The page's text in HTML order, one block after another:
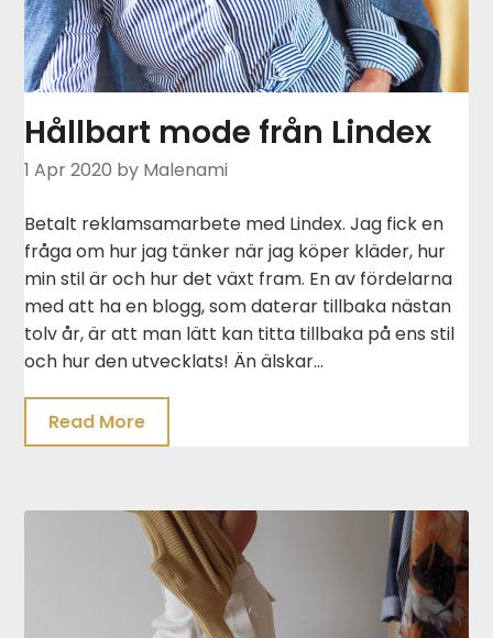
Hållbart mode från Lindex
1 Apr 2020 by Malenami
Betalt reklamsamarbete med Lindex. Jag fick en
fråga om hur jag tänker när jag köper kläder, hur
min stil är och hur det växt fram. En av fördelarna
med att ha en blogg, som daterar tillbaka nästan
tolv år, är att man lätt kan titta tillbaka på ens stil
och hur den utvecklats! Än älskar…
Read More